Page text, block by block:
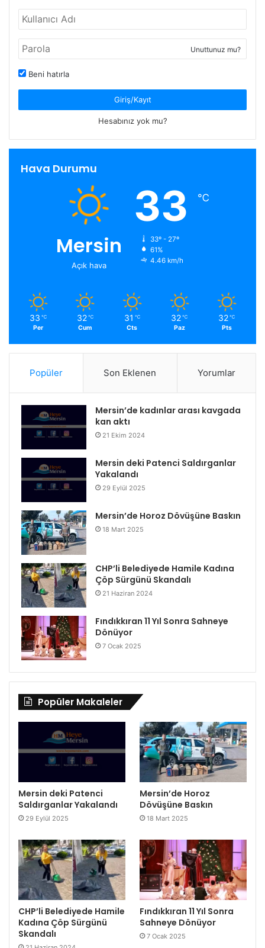
Unuttunuz mu?
Beni hatırla
Giriş/Kayıt
Hesabınız yok mu?
Hava Durumu
Mersin
Açık hava
33 ℃
33º - 27º
61%
4.46 km/h
33 ℃
Per
32 ℃
Cum
31 ℃
Cts
32 ℃
Paz
32 ℃
Pts
Popüler Son Eklenen Yorumlar
Mersin’de kadınlar arası kavgada
kan aktı
21 Ekim 2024
Mersin deki Patenci Saldırganlar
Yakalandı
29 Eylül 2025
Mersin’de Horoz Dövüşüne Baskın
18 Mart 2025
CHP’li Belediyede Hamile Kadına
Çöp Sürgünü Skandalı
21 Haziran 2024
Fındıkkıran 11 Yıl Sonra Sahneye
Dönüyor
7 Ocak 2025
Popüler Makaleler
Mersin deki Patenci
Saldırganlar Yakalandı
29 Eylül 2025
Mersin’de Horoz
Dövüşüne Baskın
18 Mart 2025
CHP’li Belediyede Hamile
Kadına Çöp Sürgünü
Skandalı
Fındıkkıran 11 Yıl Sonra
Sahneye Dönüyor
7 Ocak 2025